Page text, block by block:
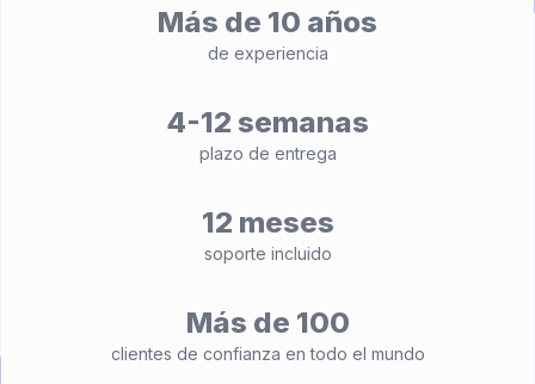
Más de 10 años
de experiencia
4-12 semanas
plazo de entrega
12 meses
soporte incluido
Más de 100
clientes de confianza en todo el mundo